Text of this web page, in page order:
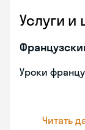
Услуги и
Уроки
Читать